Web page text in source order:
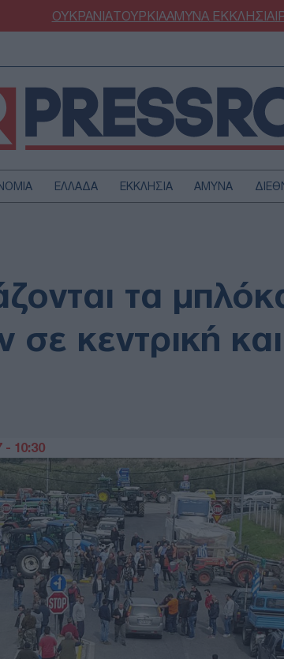
ΟΥΚΡΑΝΙΑΤΟΥΡΚΙΑΑΜΥΝΑΕΚΚΛΗΣΙΑ
ΕΛΛΑΔΑ ΕΚΚΛΗΣΙΑ ΑΜΥΝΑ
ΥΓΕΙΑ
ΑΡΘΡΟΓΡΑΦΙΑ
τα
κεντρική
- 10:30